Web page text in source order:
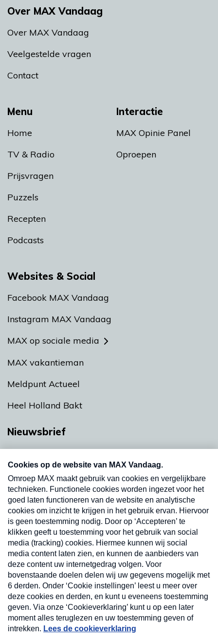
Menu
Home
TV & Radio
Prijsvragen
Puzzels
Recepten
Podcasts
Interactie
MAX Opinie Panel
Oproepen
Over MAX Vandaag
Over MAX Vandaag
Veelgestelde vragen
Contact
Websites & Social
Facebook MAX Vandaag
Instagram MAX Vandaag
MAX op sociale media
MAX vakantieman
Meldpunt Actueel
Heel Holland Bakt
Nieuwsbrief
nieuwsbrief. Elke vrijdag- en dinsdagochtend in
uw mailbox.
Verzend
Nieuwsbrief
Neem hier een gratis abonnement op onze
nieuwsbrief. Elke vrijdag- en dinsdagochtend in uw